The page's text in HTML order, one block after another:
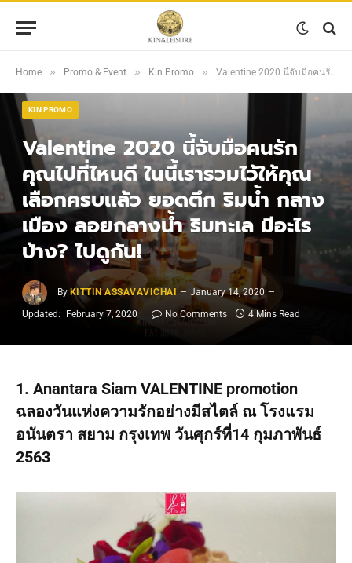
Home » Promo & Event » Kin Promo » Valentine 2020 นี้จับมือคนรักคุณไปที่ไหนดี ในนี้เรารวมไว้ให้คุณเลือกครบแล้ว ยอดตึก ริมน้ำ กลางเมือง ลอยกลางน้ำ ริมทะเล มีอะไรบ้าง? ไปดูกัน!
KIN PROMO
Valentine 2020 นี้จับมือคนรัก
คุณไปที่ไหนดี ในนี้เรารวมไว้ให้คุณ
เลือกครบแล้ว ยอดตึก ริมน้ำ กลาง
เมือง ลอยกลางน้ำ ริมทะเล มีอะไร
บ้าง? ไปดูกัน!
By KITTIN ASSAVAVICHAI
January 14, 2020
Updated:
February 7, 2020 No Comments 4 Mins Read
1. Anantara Siam VALENTINE promotion
ฉลองวันแห่งความรักอย่างมีสไตล์ ณ โรงแรม
อนันตรา สยาม กรุงเทพ วันศุกร์ที่14 กุมภาพันธ์
2563